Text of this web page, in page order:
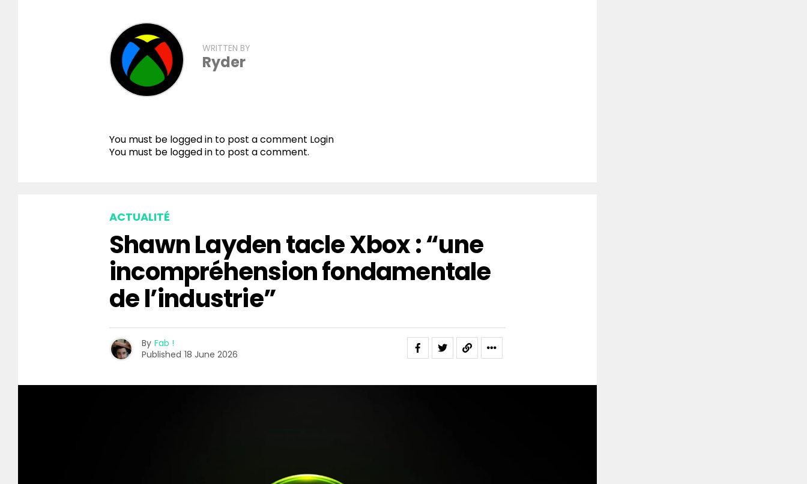
WRITTEN BY
Ryder
You must be logged in to post a comment Login
You must be logged in to post a comment.
ACTUALITÉ
Shawn Layden tacle Xbox : “une
incompréhension fondamentale
de l’industrie”
By Fab !
Published 18 June 2026